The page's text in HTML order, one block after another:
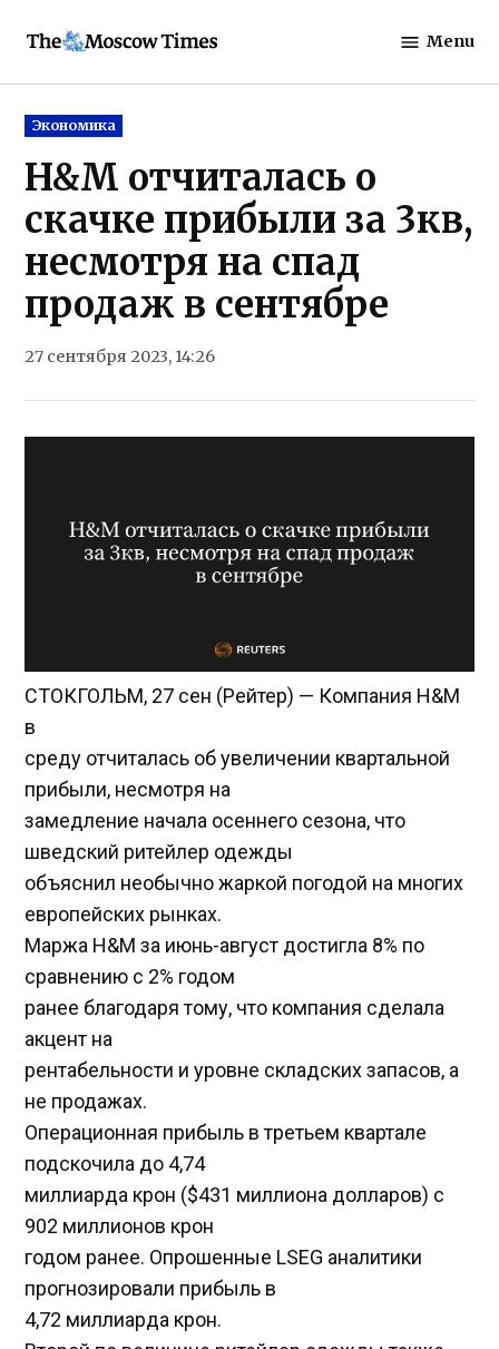
Moscow
Menu
Posted
in
Экономика
H&M отчиталась о
скачке прибыли за 3кв,
несмотря на спад
продаж в сентябре
27 сентября 2023, 14:26
СТОКГОЛЬМ, 27 сен (Рейтер) — Компания H&M
в
среду отчиталась об увеличении квартальной
прибыли, несмотря на
замедление начала осеннего сезона, что
шведский ритейлер одежды
объяснил необычно жаркой погодой на многих
европейских рынках.
Маржа H&M за июнь-август достигла 8% по
сравнению с 2% годом
ранее благодаря тому, что компания сделала
акцент на
рентабельности и уровне складских запасов, а
не продажах.
Операционная прибыль в третьем квартале
подскочила до 4,74
миллиарда крон ($431 миллиона долларов) с
902 миллионов крон
годом ранее. Опрошенные LSEG аналитики
прогнозировали прибыль в
4,72 миллиарда крон.